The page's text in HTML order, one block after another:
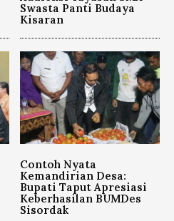
Swasta Panti Budaya
Kisaran
Contoh Nyata
Kemandirian Desa:
Bupati Taput Apresiasi
Keberhasilan BUMDes
Sisordak